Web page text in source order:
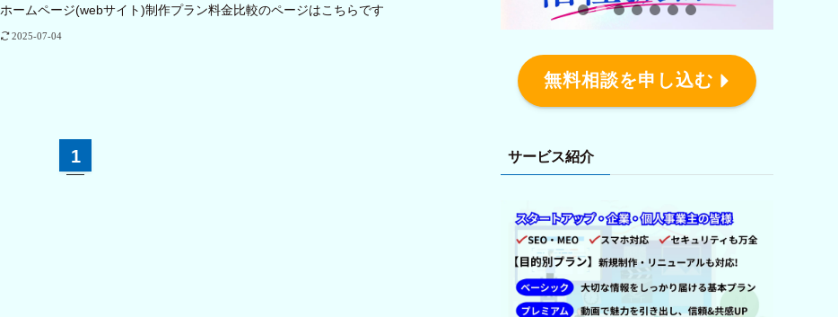
ホームページ(webサイト)制作プラン料金比較のページはこちらです
2025-07-04
1
無料相談を申し込む
サービス紹介